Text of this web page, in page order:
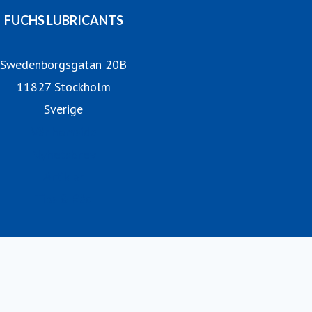
FUCHS LUBRICANTS
Swedenborgsgatan 20B
11827 Stockholm
Sverige